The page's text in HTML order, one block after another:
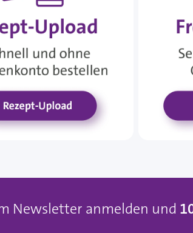
Newsletter anmelden und